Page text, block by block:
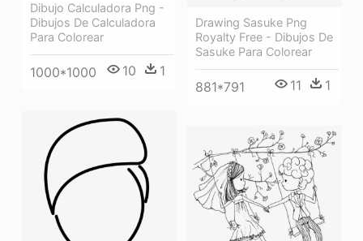
Dibujo Calculadora Png -
Dibujos De Calculadora
Para Colorear
1000*1000 10 1
Drawing Sasuke Png
Royalty Free - Dibujos De
Sasuke Para Colorear
881*791 11 1